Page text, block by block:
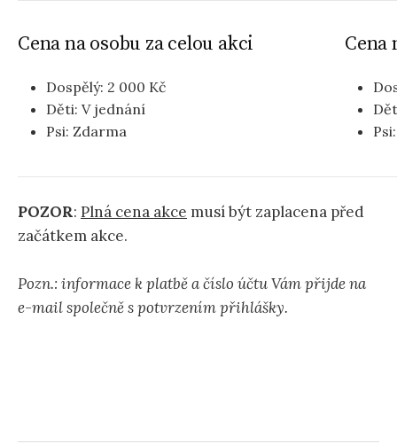
Cena na osobu za celou akci
Dospělý: 2 000 Kč
Děti: V jednání
Psi: Zdarma
Cena
POZOR: Plná cena akce musí být zaplacena před
začátkem akce.
Pozn.: informace k platbě a číslo účtu Vám přijde na
e-mail společně s potvrzením přihlášky.